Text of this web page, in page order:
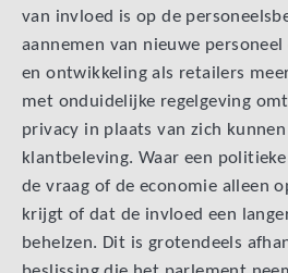
van invloed is op de
aannemen van nieuwe
en ontwikkeling als retailers
met onduidelijke regelgeving
privacy in plaats van zich
klantbeleving. Waar een
de vraag of de economie alleen
krijgt of dat de invloed een
behelzen. Dit is grotendeels